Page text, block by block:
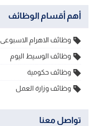
أهم أقسام الوظائف
وظائف الاهرام الاسبوعى
وظائف الوسيط اليوم
وظائف حكومية
وظائف وزارة العمل
تواصل معنا